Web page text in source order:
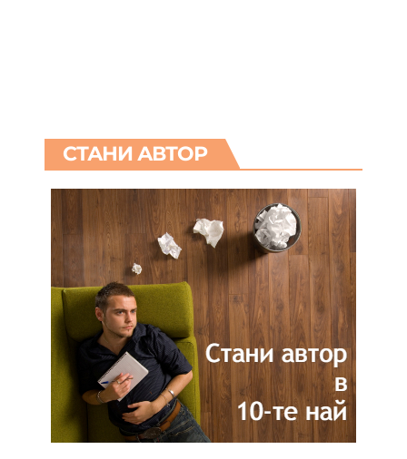
СТАНИ АВТОР